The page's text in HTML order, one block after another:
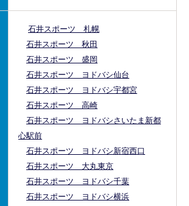
石井スポーツ 札幌
石井スポーツ 秋田
石井スポーツ 盛岡
石井スポーツ ヨドバシ仙台
石井スポーツ ヨドバシ宇都宮
石井スポーツ 高崎
石井スポーツ ヨドバシさいたま新都
心駅前
石井スポーツ ヨドバシ新宿西口
石井スポーツ 大丸東京
石井スポーツ ヨドバシ千葉
石井スポーツ ヨドバシ横浜